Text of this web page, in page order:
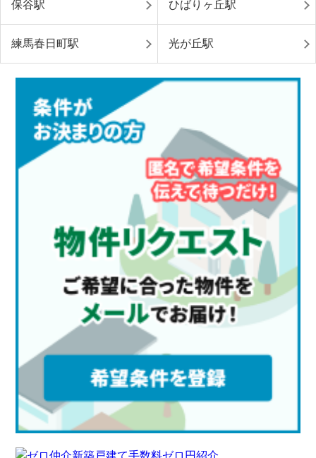
保谷駅 ひばりヶ丘駅
練馬春日町駅 光が丘駅